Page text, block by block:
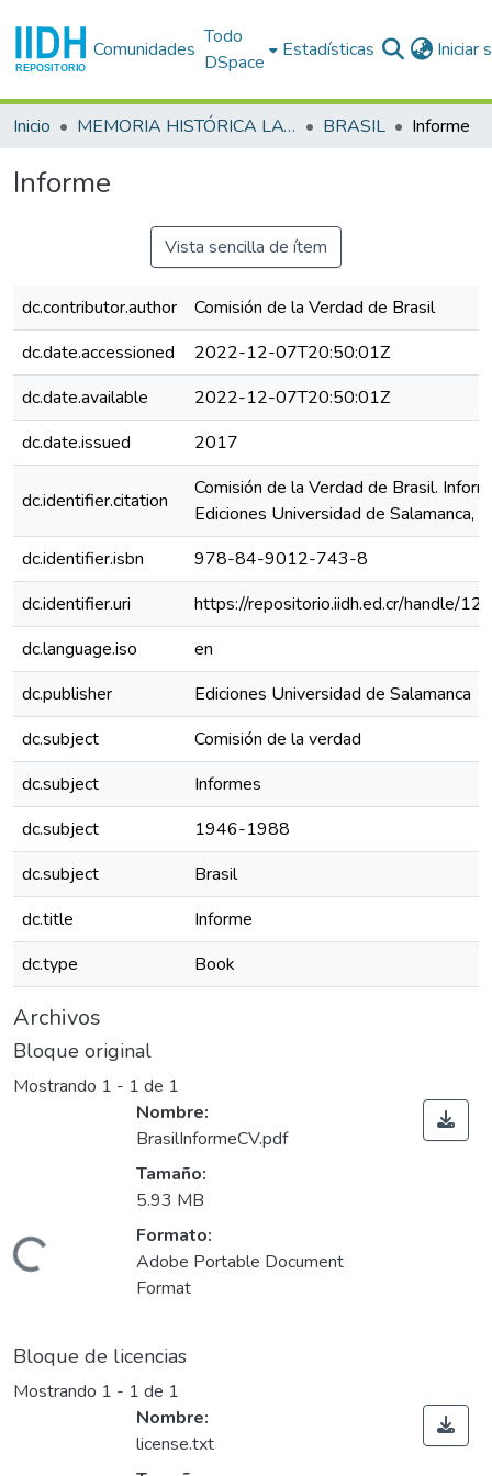
Comunidades
Todo
DSpace
Estadísticas Iniciar
Inicio MEMORIA HISTÓRICA LATINOAMERICANA BRASIL Informe
Informe
Vista sencilla de ítem
dc.contributor.author
Comisión de la Verdad de Brasil
dc.date.accessioned
2022-12-07T20:50:01Z
dc.date.available
2022-12-07T20:50:01Z
dc.date.issued
2017
dc.identifier.citation
Comisión de la Verdad de Brasil.
Ediciones Universidad de Salamanca,
dc.identifier.isbn
978-84-9012-743-8
dc.identifier.uri
https://repositorio.iidh.ed.cr/handle/
dc.language.iso
en
dc.publisher
Ediciones Universidad de Salamanca
dc.subject
Comisión de la verdad
dc.subject
Informes
dc.subject
1946-1988
dc.subject
Brasil
dc.title
Informe
dc.type
Book
Archivos
Bloque original
Mostrando 1 - 1 de 1
Cargando...
Nombre:
BrasilInformeCV.pdf
Tamaño:
5.93 MB
Formato:
Adobe Portable Document
Format
Bloque de licencias
Mostrando 1 - 1 de 1
Nombre:
license.txt